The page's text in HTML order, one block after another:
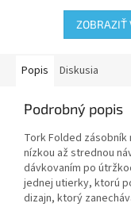
Čierny dizajn...
ZOBRAZIŤ
Popis Diskusia
Podrobný popis
Tork Folded
nízkou až strednou
dávkovaním po
jednej utierky, ktorú
dizajn, ktorý